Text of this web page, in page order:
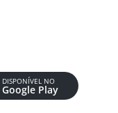
DISPONÍVEL NO
Google Play